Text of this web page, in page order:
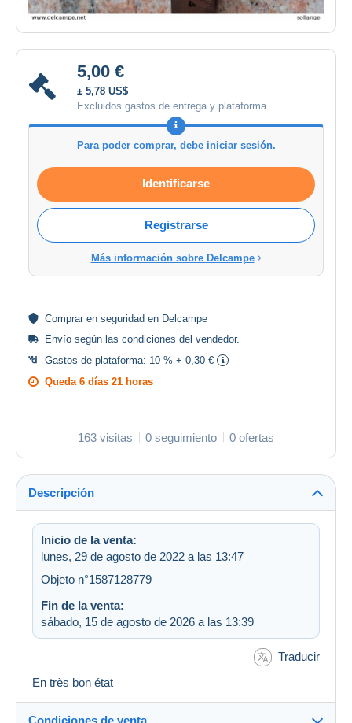
5,00 €
± 5,78 US$
Excluidos gastos de entrega y plataforma
Para poder comprar, debe iniciar sesión.
Identificarse
Registrarse
Más información sobre Delcampe
Comprar en seguridad en Delcampe
Envío según las condiciones del vendedor.
Gastos de plataforma: 10 % + 0,30 €
Queda 6 días 21 horas
163 visitas 0 seguimiento 0 ofertas
Descripción
Inicio de la venta:
lunes, 29 de agosto de 2022 a las 13:47
Objeto n°1587128779
Fin de la venta:
sábado, 15 de agosto de 2026 a las 13:39
Traducir
En très bon état